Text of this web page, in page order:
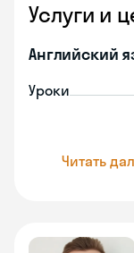
Услуги и
Английский
Уроки
Читать